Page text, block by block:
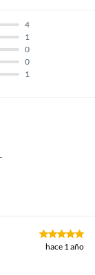
1
0
0
1
4
hace 1 año